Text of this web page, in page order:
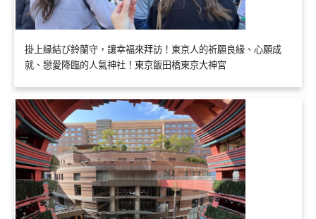
掛上縁結び鈴蘭守，讓幸福來拜訪！東京人的祈願良緣、心願成
就、戀愛降臨的人氣神社！東京飯田橋東京大神宮